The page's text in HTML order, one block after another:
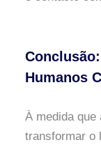
Humanos
À medida
transformar o